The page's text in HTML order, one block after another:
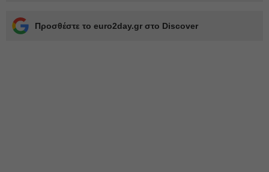
Προσθέστε το euro2day.gr στο Discover